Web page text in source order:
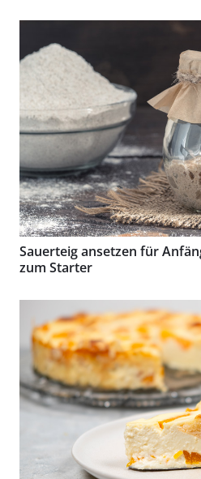
Sauerteig ansetzen für
zum Starter